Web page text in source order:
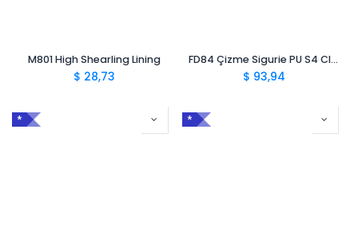
M801 High Shearling Lining
$ 28,73
FD84 Çizme Sigurie PU S4 CI FO SRC
$ 93,94
* *